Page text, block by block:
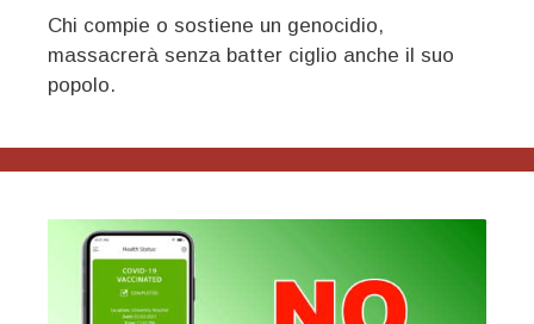
Chi compie o sostiene un genocidio,
massacrerà senza batter ciglio anche il suo
popolo.